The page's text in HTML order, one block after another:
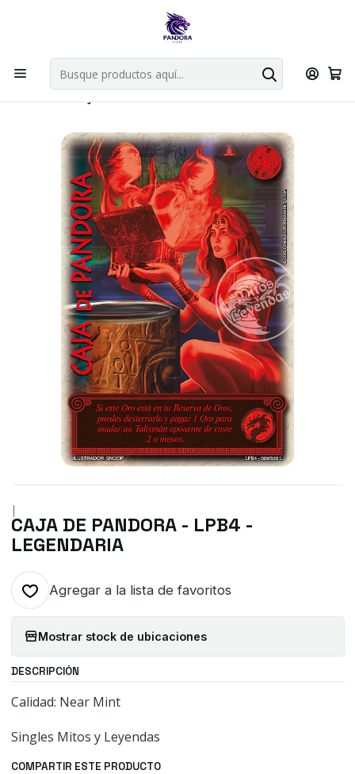
Por compras en cartas singles superiores a 49.990 el envio es
Explorar singles
Inicio Juegos de cartas TCG Mitos y Leyendas TCG
Singles Primer Bloque MYL Oro
|
CAJA DE PANDORA - LPB4 -
LEGENDARIA
Agregar a la lista de favoritos
Mostrar stock de ubicaciones
DESCRIPCIÓN
Calidad: Near Mint
Singles Mitos y Leyendas
COMPARTIR ESTE PRODUCTO